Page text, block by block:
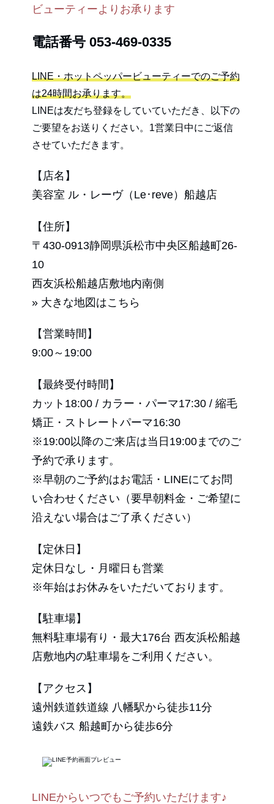
ビューティーよりお承ります
電話番号 053-469-0335
LINE・ホットペッパービューティーでのご予約
は24時間お承ります。
LINEは友だち登録をしていていただき、以下の
ご要望をお送りください。1営業日中にご返信
させていただきます。
【店名】
美容室 ル・レーヴ（Le･reve）船越店
【住所】
〒430-0913静岡県浜松市中央区船越町26-
10
西友浜松船越店敷地内南側
» 大きな地図はこちら
【営業時間】
9:00～19:00
【最終受付時間】
カット18:00 / カラー・パーマ17:30 / 縮毛
矯正・ストレートパーマ16:30
※19:00以降のご来店は当日19:00までのご
予約で承ります。
※早朝のご予約はお電話・LINEにてお問
い合わせください（要早朝料金・ご希望に
沿えない場合はご了承ください）
【定休日】
定休日なし・月曜日も営業
※年始はお休みをいただいております。
【駐車場】
無料駐車場有り・最大176台 西友浜松船越
店敷地内の駐車場をご利用ください。
【アクセス】
遠州鉄道鉄道線 八幡駅から徒歩11分
遠鉄バス 船越町から徒歩6分
LINEからいつでもご予約いただけます♪